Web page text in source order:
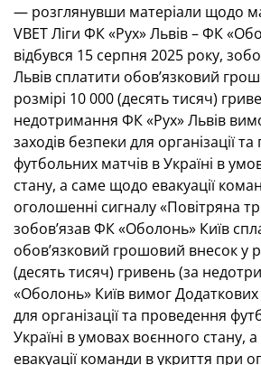
— розглянувши матеріали щодо
VBET Ліги ФК «Рух» Львів – ФК
відбувся 15 серпня 2025 року,
Львів сплатити обов’язковий
розмірі 10 000 (десять тисяч)
недотримання ФК «Рух» Львів
заходів безпеки для організації
футбольних матчів в Україні в
стану, а саме щодо евакуації
оголошенні сигналу «Повітряна
зобов’язав ФК «Оболонь» Київ
обов’язковий грошовий внесок у
(десять тисяч) гривень (за
«Оболонь» Київ вимог Додаткових
для організації та проведення
Україні в умовах воєнного стану,
евакуації команди в укриття при